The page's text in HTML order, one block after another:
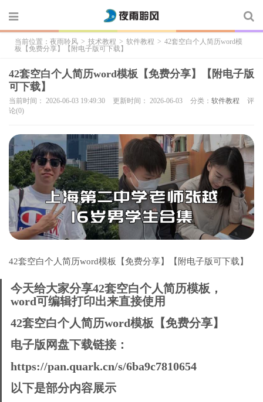
当前位置： 夜雨聆风 > 技术教程 > 软件教程 > 42套空白个人简历word模
板【免费分享】【附电子版可下载】
42套空白个人简历word模板【免费分享】【附电子版
可下载】
当前时间： 2026-06-03 19:49:30 更新时间： 2026-06-03 分类： 软件教程
评
论(0)
42套空白个人简历word模板【免费分享】【附电子版可下载】
今天给大家分享42套空白个人简历模板，
word可编辑打印出来直接使用
42套空白个人简历word模板【免费分享】
电子版网盘下载链接：
https://pan.quark.cn/s/6ba9c7810654
以下是部分内容展示